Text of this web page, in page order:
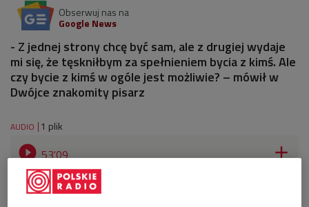
Obserwuj nas na
Google News
- Z jednej strony chcę być sam, ale z drugiej wydaje
mi się, że tęskniłbym za spełnieniem bycia z kimś. Ale
czy bycie z kimś w ogóle jest możliwie? – mówił w
Dwójce znakomity pisarz
AUDIO 1 plik
 53'09 
Z Jerzym Pilchem o miłości, wolności, chorobie,
demonach, diable i Bogu rozmawia Andrzej